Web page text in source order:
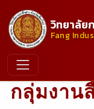
วิทยาลัย
Fang
กลุ่มงาน